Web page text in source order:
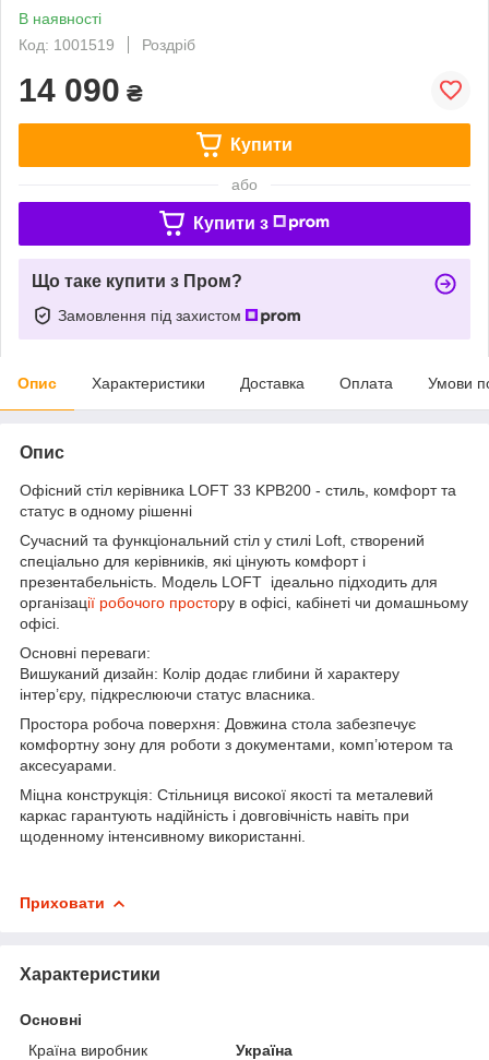
В наявності
Код: 1001519
Роздріб
14 090 ₴
Купити
або
Купити з
Що таке купити з Пром?
Замовлення під захистом
Опис Характеристики Доставка Оплата Умови
Опис
Офісний стіл керівника LOFT 33 KPB200 - стиль, комфорт та
статус в одному рішенні
Сучасний та функціональний стіл у стилі Loft, створений
спеціально для керівників, які цінують комфорт і
презентабельність. Модель LOFT ідеально підходить для
організації робочого простору в офісі, кабінеті чи домашньому
офісі.
Основні переваги:
Вишуканий дизайн: Колір додає глибини й характеру
інтер’єру, підкреслюючи статус власника.
Простора робоча поверхня: Довжина стола забезпечує
комфортну зону для роботи з документами, комп’ютером та
аксесуарами.
Міцна конструкція: Стільниця високої якості та металевий
каркас гарантують надійність і довговічність навіть при
щоденному інтенсивному використанні.
Приховати
Характеристики
Основні
Країна виробник
Україна